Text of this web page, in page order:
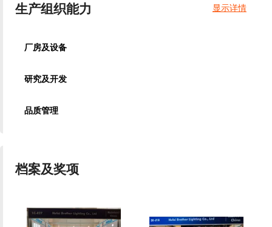
生产组织能力 显示详情
厂房及设备
研究及开发
品质管理
档案及奖项